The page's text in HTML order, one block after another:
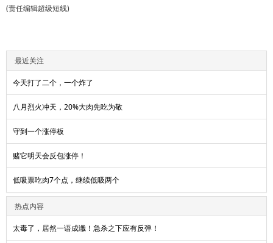
(责任编辑超级短线)
最近关注
今天打了二个，一个炸了
八月烈火冲天，20%大肉先吃为敬
守到一个涨停板
赌它明天会反包涨停！
低吸票吃肉7个点，继续低吸两个
热点内容
太毒了，居然一语成谶！急杀之下应有反弹！